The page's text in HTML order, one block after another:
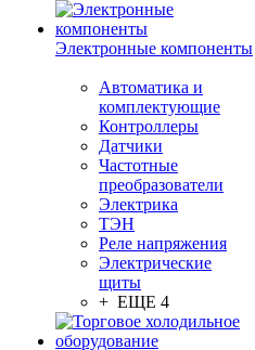
Электронные компоненты
Автоматика и
комплектующие
Контроллеры
Датчики
Частотные
преобразователи
Электрика
ТЭН
Реле напряжения
Электрические
щиты
+ ЕЩЕ 4